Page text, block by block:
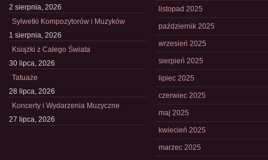
2 sierpnia, 2026
Sylwetki Kompozytorów i Muzyków
1 sierpnia, 2026
Książki z Całego Świata
30 lipca, 2026
Tatuaże
28 lipca, 2026
Koncerty i Wydarzenia Muzyczne
27 lipca, 2026
listopad 2025
październik 2025
wrzesień 2025
sierpień 2025
lipiec 2025
czerwiec 2025
maj 2025
kwiecień 2025
marzec 2025